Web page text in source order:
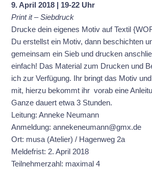
9. April 2018 | 19-22 Uhr
Print it – Siebdruck
Drucke dein eigenes Motiv auf Textil
Du erstellst ein Motiv, dann beschichten
gemeinsam ein Sieb und drucken
einfach! Das Material zum Drucken und
ich zur Verfügung. Ihr bringt das Motiv
mit, hierzu bekommt ihr vorab eine
Ganze dauert etwa 3 Stunden.
Leitung: Anneke Neumann
Anmeldung: annekeneumann@gmx.de
Ort: musa (Atelier) / Hagenweg 2a
Meldefrist: 2. April 2018
Teilnehmerzahl: maximal 4